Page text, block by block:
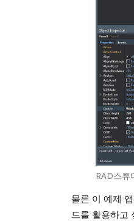
RAD스튜
물론 이 예제
드를 활용하고